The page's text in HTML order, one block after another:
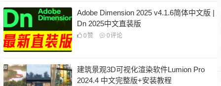
Adobe Dimension 2025 v4.1.6简体中文版 |
Dn 2025中文直装版
0 赞 0评论
建筑景观3D可视化渲染软件Lumion Pro
2024.4 中文完整版+安装教程